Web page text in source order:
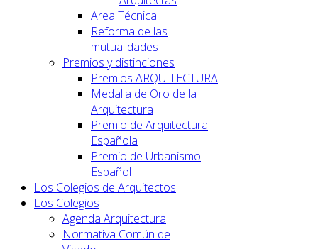
Area Técnica
Reforma de las
mutualidades
Premios y distinciones
Premios ARQUITECTURA
Medalla de Oro de la
Arquitectura
Premio de Arquitectura
Española
Premio de Urbanismo
Español
Los Colegios de Arquitectos
Los Colegios
Agenda Arquitectura
Normativa Común de